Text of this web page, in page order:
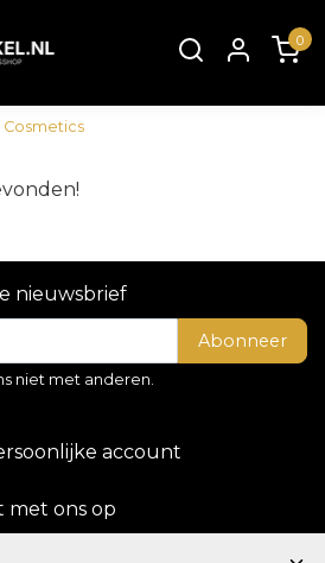
0
Cosmetics
nieuwsbrief
Abonneer
niet met anderen.
account
met ons op